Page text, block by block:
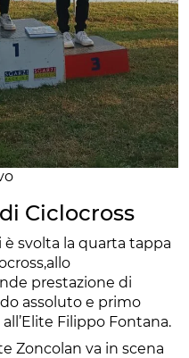
Ciclocross
è svolta la quarta tappa
prestazione di
assoluto e primo
Filippo Fontana.
Zoncolan va in scena